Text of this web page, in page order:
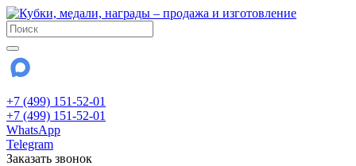
+7 (499) 151-52-01
+7 (499) 151-52-01
WhatsApp
Telegram
Заказать звонок